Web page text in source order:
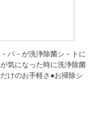
パ－が洗浄除菌シ－トに
気になった時に洗浄除菌
けのお手軽さ●お掃除シ